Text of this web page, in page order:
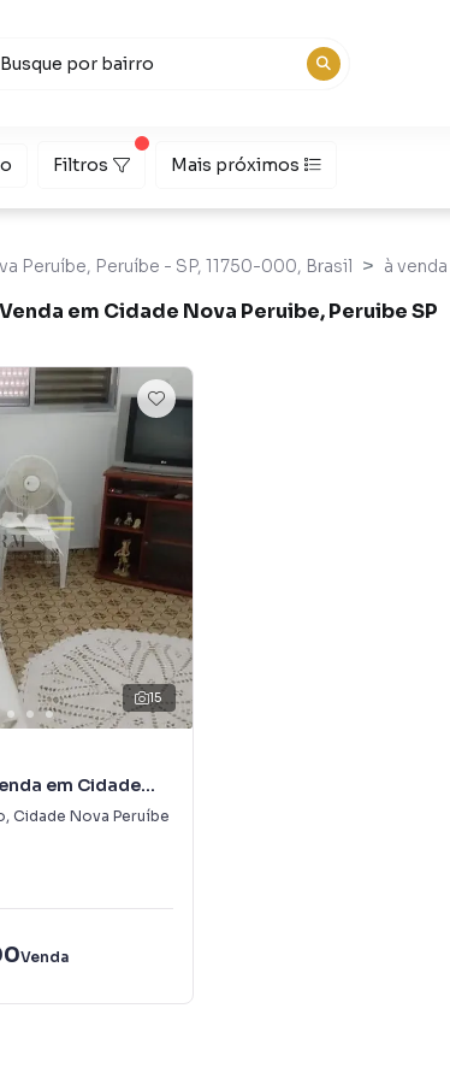
Filtros Mais próximos
Peruíbe, Peruíbe - SP, 11750-000, Brasil à venda
em Cidade Nova Peruibe, Peruibe SP
15
em Cidade
, Cidade Nova Peruíbe
Venda